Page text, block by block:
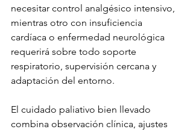
necesitar control analgésico intensivo,
mientras otro con insuficiencia
cardíaca o enfermedad neurológica
requerirá sobre todo soporte
respiratorio, supervisión cercana y
adaptación del entorno.
El cuidado paliativo bien llevado
combina observación clínica, ajustes